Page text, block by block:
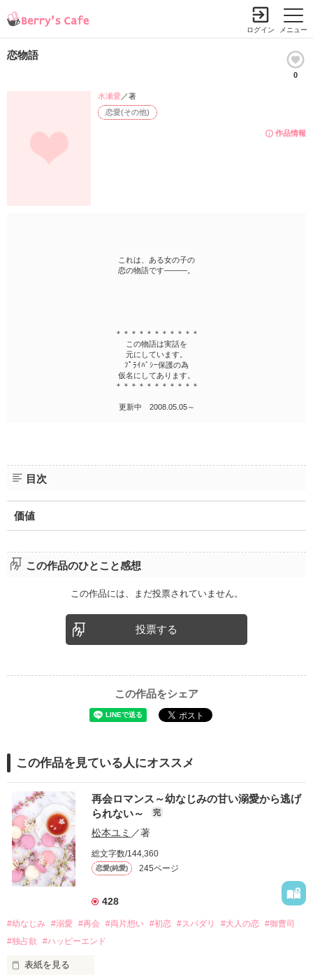
メニュー
ログイン
恋物語
0
作品情報
恋愛(その他)
水瀬愛／著
これは、ある女の子の
恋の物語です―――。
＊＊＊＊＊＊＊＊＊＊＊
この物語は実話を
元にしています。
ﾌﾟﾗｲﾊﾞｼｰ保護の為
仮名にしてあります。
＊＊＊＊＊＊＊＊＊＊＊
更新中 2008.05.05～
目次
価値
この作品のひとこと感想
この作品には、まだ投票されていません。
投票する
この作品をシェア
この作品を見ている人にオススメ
再会ロマンス～幼なじみの甘い溺愛から逃げ
られない～
完
松本ユミ ／著
総文字数/144,360
恋愛(純愛) 245ページ
428
#幼なじみ #溺愛 #再会 #両片想い #初恋 #スパダリ #大人の恋 #御曹司
#独占欲
#ハッピーエンド
表紙を見る